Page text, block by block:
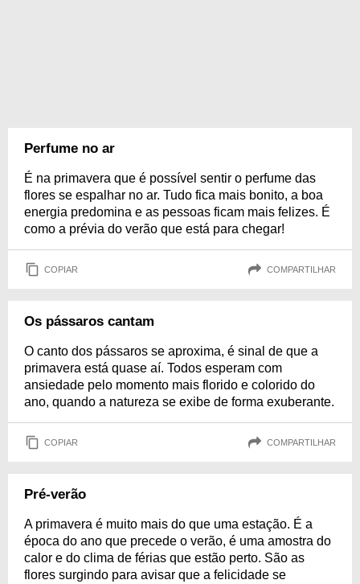
Perfume no ar
É na primavera que é possível sentir o perfume das
flores se espalhar no ar. Tudo fica mais bonito, a boa
energia predomina e as pessoas ficam mais felizes. É
como a prévia do verão que está para chegar!
COPIAR COMPARTILHAR
Os pássaros cantam
O canto dos pássaros se aproxima, é sinal de que a
primavera está quase aí. Todos esperam com
ansiedade pelo momento mais florido e colorido do
ano, quando a natureza se exibe de forma exuberante.
COPIAR COMPARTILHAR
Pré-verão
A primavera é muito mais do que uma estação. É a
época do ano que precede o verão, é uma amostra do
calor e do clima de férias que estão perto. São as
flores surgindo para avisar que a felicidade se